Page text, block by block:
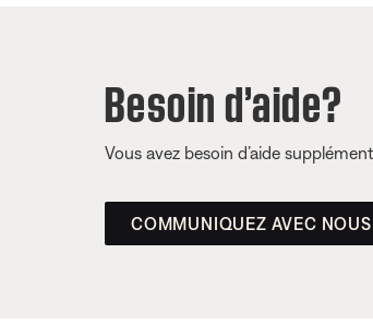
Besoin d’aide?
Vous avez besoin d’aide
COMMUNIQUEZ AVEC NOUS